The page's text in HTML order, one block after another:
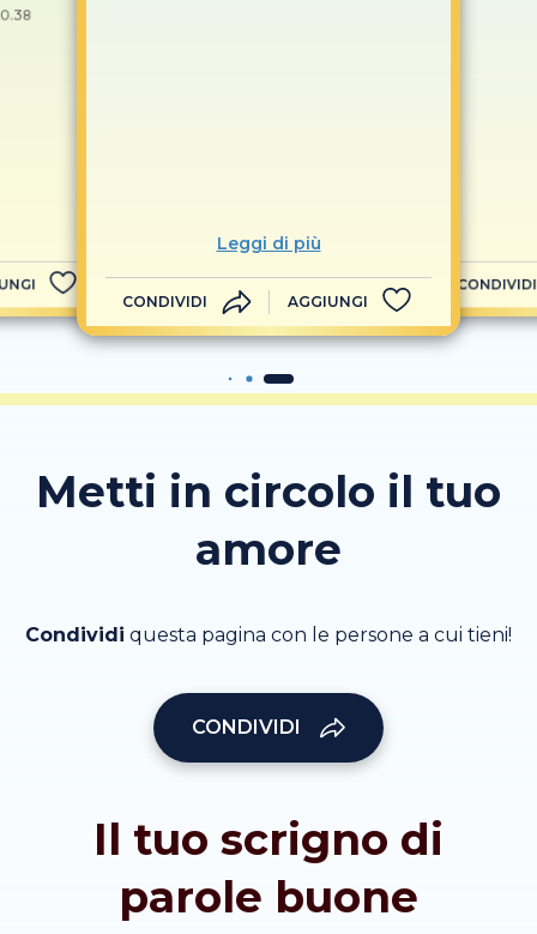
Leggi di più
CONDIVIDI AGGIUNGI
CONDIVIDI
Metti in circolo il tuo
amore
Condividi questa pagina con le persone a cui tieni!
CONDIVIDI
Il tuo scrigno di
parole buone